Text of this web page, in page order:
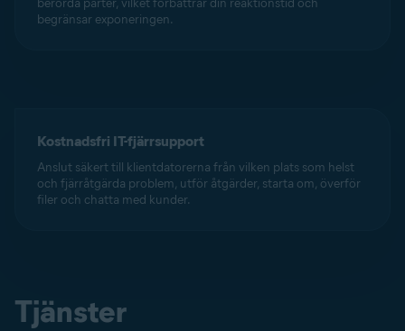
berörda parter, vilket förbättrar din reaktionstid och
begränsar exponeringen.
Kostnadsfri IT-fjärrsupport
Anslut säkert till klientdatorerna från vilken plats som helst
och fjärråtgärda problem, utför åtgärder, starta om, överför
filer och chatta med kunder.
Tjänster